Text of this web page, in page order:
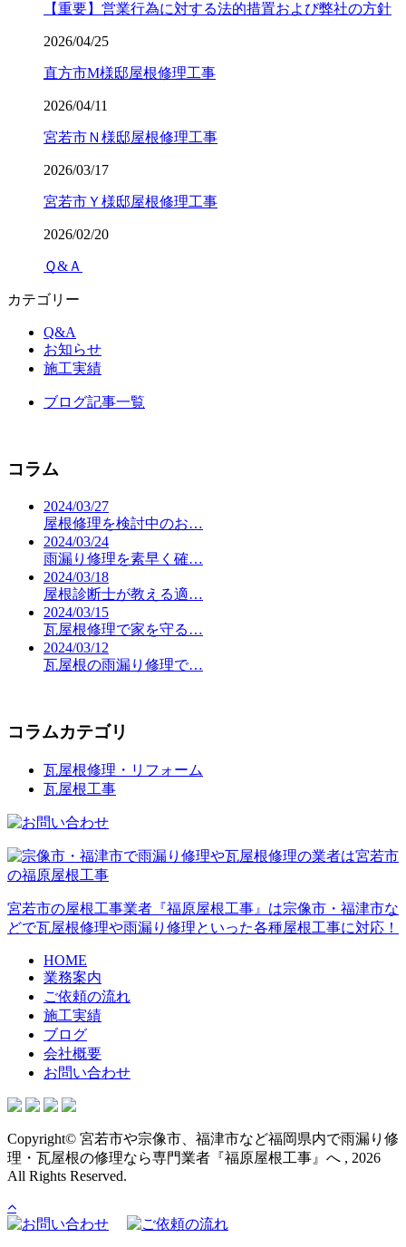
【重要】営業行為に対する法的措置および弊社の方針
2026/04/25
直方市M様邸屋根修理工事
2026/04/11
宮若市Ｎ様邸屋根修理工事
2026/03/17
宮若市Ｙ様邸屋根修理工事
2026/02/20
Ｑ&Ａ
カテゴリー
Q&A
お知らせ
施工実績
ブログ記事一覧
コラム
2024/03/27
屋根修理を検討中のお…
2024/03/24
雨漏り修理を素早く確…
2024/03/18
屋根診断士が教える適…
2024/03/15
瓦屋根修理で家を守る…
2024/03/12
瓦屋根の雨漏り修理で…
コラムカテゴリ
瓦屋根修理・リフォーム
瓦屋根工事
宮若市の屋根工事業者『福原屋根工事』は宗像市・福津市な
どで瓦屋根修理や雨漏り修理といった各種屋根工事に対応！
HOME
業務案内
ご依頼の流れ
施工実績
ブログ
会社概要
お問い合わせ
Copyright© 宮若市や宗像市、福津市など福岡県内で雨漏り修
理・瓦屋根の修理なら専門業者『福原屋根工事』へ , 2026
All Rights Reserved.